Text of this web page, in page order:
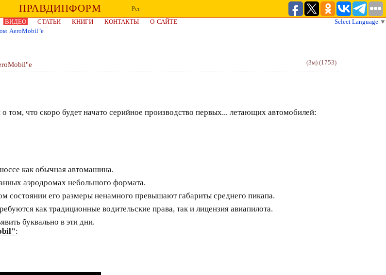
ПРАВДИНФОРМ
Рег
ВИДЕО СТАТЬИ КНИГИ КОНТАКТЫ О САЙТЕ Select Language ▼
AeroMobil"e
(3м) (1753)
что скоро будет начато серийное производство первых... летающих автомобилей:
как обычная автомашина.
аэродромах небольшого формата.
состоянии его размеры ненамного превышают габариты среднего пикапа.
как традиционные водительские права, так и лицензия авиапилота.
буквально в эти дни.
: